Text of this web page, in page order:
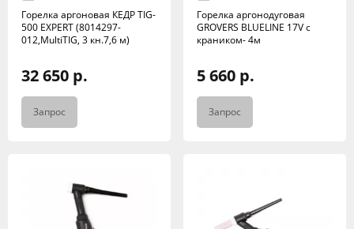
Горелка аргоновая КЕДР TIG-
500 EXPERT (8014297-
012,MultiTIG, 3 кн.7,6 м)
32 650 р.
Запрос
Горелка аргонодуговая
GROVERS BLUELINE 17V с
краником- 4м
5 660 р.
Запрос